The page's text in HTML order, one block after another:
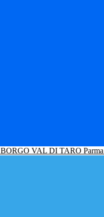
BORGO VAL DI TARO Parma